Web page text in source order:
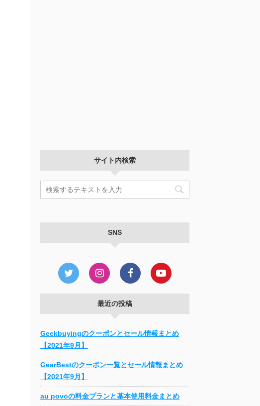
サイト内検索
SNS
最近の投稿
Geekbuyingのクーポンとセール情報まとめ
【2021年9月】
GearBestのクーポン一覧とセール情報まとめ
【2021年9月】
au povoの料金プランと基本使用料金まとめ